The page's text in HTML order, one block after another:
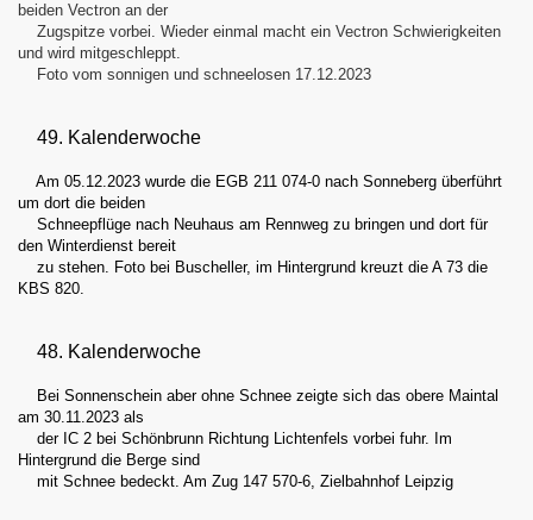
beiden Vectron an der
Zugspitze vorbei. Wieder einmal macht ein Vectron Schwierigkeiten
und wird mitgeschleppt.
Foto vom sonnigen und schneelosen 17.12.2023
49. Kalenderwoche
Am 05.12.2023 wurde die EGB 211 074-0 nach Sonneberg überführt
um dort die beiden
Schneepflüge nach Neuhaus am Rennweg zu bringen und dort für
den Winterdienst bereit
zu stehen. Foto bei Buscheller, im Hintergrund kreuzt die A 73 die
KBS 820.
48. Kalenderwoche
Bei Sonnenschein aber ohne Schnee zeigte sich das obere Maintal
am 30.11.2023 als
der IC 2 bei Schönbrunn Richtung Lichtenfels vorbei fuhr. Im
Hintergrund die Berge sind
mit Schnee bedeckt. Am Zug 147 570-6, Zielbahnhof Leipzig